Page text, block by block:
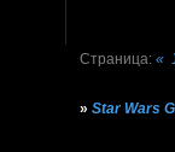
Страница:«
»Star Wars